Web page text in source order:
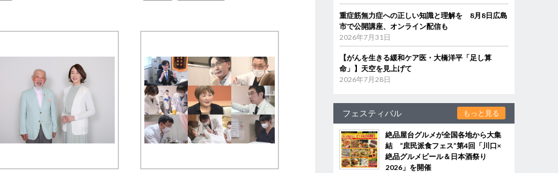
重症筋無力症への正しい知識と理解を 8月8日広島
市で公開講座、オンライン配信も
2026年7月31日
【がんを生きる緩和ケア医・大橋洋平「足し算
命」】天空を見上げて
2026年7月28日
フェスティバル もっと見る
絶品屋台グルメが全国各地から大集
結 “庶民派食フェス”第4回「川口×
絶品グルメビール＆日本酒祭り
2026」を開催